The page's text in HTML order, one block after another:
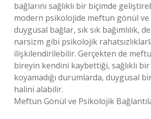
bağlarını sağlıklı bir biçimde
modern psikolojide meftun gönül ve
duygusal bağlar, sık sık bağımlılık,
narsizm gibi psikolojik
ilişkilendirilebilir. Gerçekten de
bireyin kendini kaybettiği, sağlıklı bir
koyamadığı durumlarda, duygusal bir
halini alabilir.
Meftun Gönül ve Psikolojik